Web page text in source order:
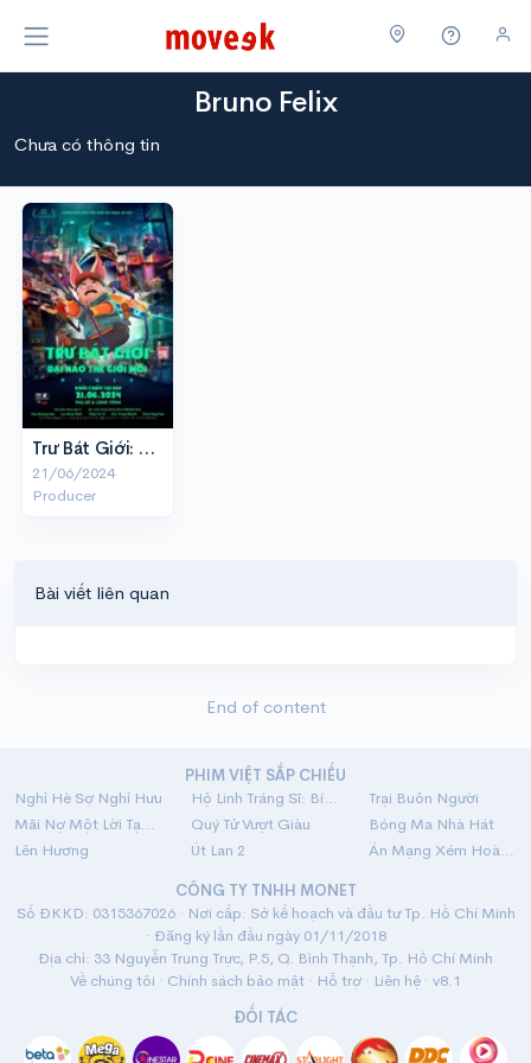
Bruno Felix
Chưa có thông tin
Trư Bát Giới: Đại Náo Thế Giới Mới
21/06/2024
Producer
Bài viết liên quan
End of content
PHIM VIỆT SẮP CHIẾU
Nghỉ Hè Sợ Nghỉ Hưu
Hộ Linh Tráng Sĩ: Bí Ẩn Mộ Vua Đinh
Trại Buôn Người
Mãi Nợ Một Lời Tạm Biệt
Quý Tử Vượt Giàu
Bóng Ma Nhà Hát
Lên Hương
Út Lan 2
Án Mạng Xém Hoàn Hảo
CÔNG TY TNHH MONET
Số ĐKKD: 0315367026 · Nơi cấp: Sở kế hoạch và đầu tư Tp. Hồ Chí Minh
· Đăng ký lần đầu ngày 01/11/2018
Địa chỉ: 33 Nguyễn Trung Trực, P.5, Q. Bình Thạnh, Tp. Hồ Chí Minh
Về chúng tôi · Chính sách bảo mật · Hỗ trợ · Liên hệ · v8.1
ĐỐI TÁC